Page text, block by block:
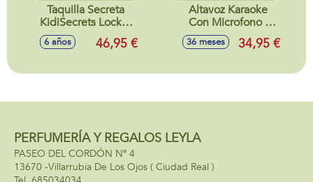
Taquilla Secreta
KidiSecrets Locker
Tinta invisible
negra. Con pantalla
digitos 25x12,5x33
6 años 46,95 €
Altavoz Karaoke
Con Microfono ,
Luces y cargador
Usb. 80W
36 meses 34,95 €
PERFUMERÍA Y REGALOS LEYLA
PASEO DEL CORDÓN Nº 4
13670 -Villarrubia De Los Ojos ( Ciudad Real )